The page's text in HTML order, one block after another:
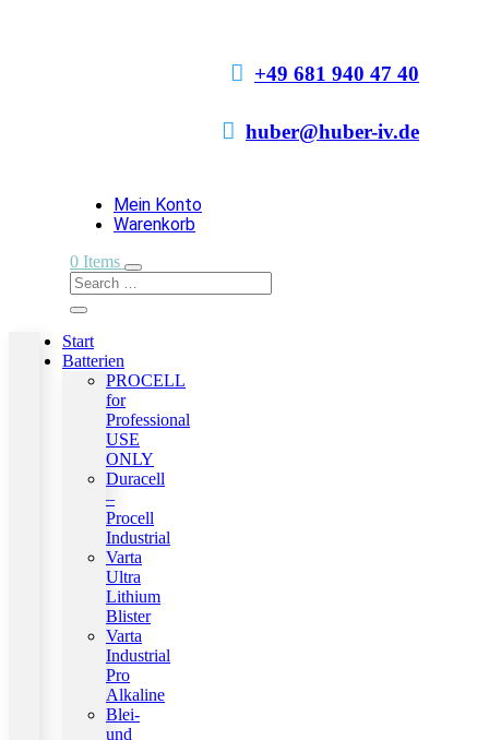
 +49 681 940 47 40
 huber@huber-iv.de
Mein Konto
Warenkorb
0 Items
Start
Batterien
PROCELL
for
Professional
USE
ONLY
Duracell
–
Procell
Industrial
Varta
Ultra
Lithium
Blister
Varta
Industrial
Pro
Alkaline
Blei-
und